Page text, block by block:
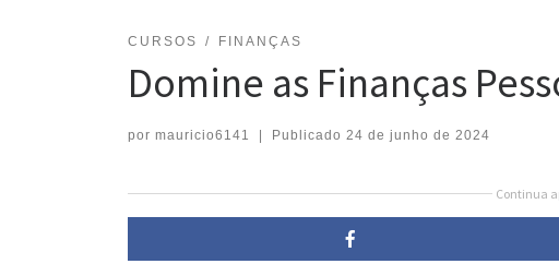
CURSOS FINANÇAS
Domine as Finanças
por mauricio6141 | Publicado 24 de junho de 2024
Continua